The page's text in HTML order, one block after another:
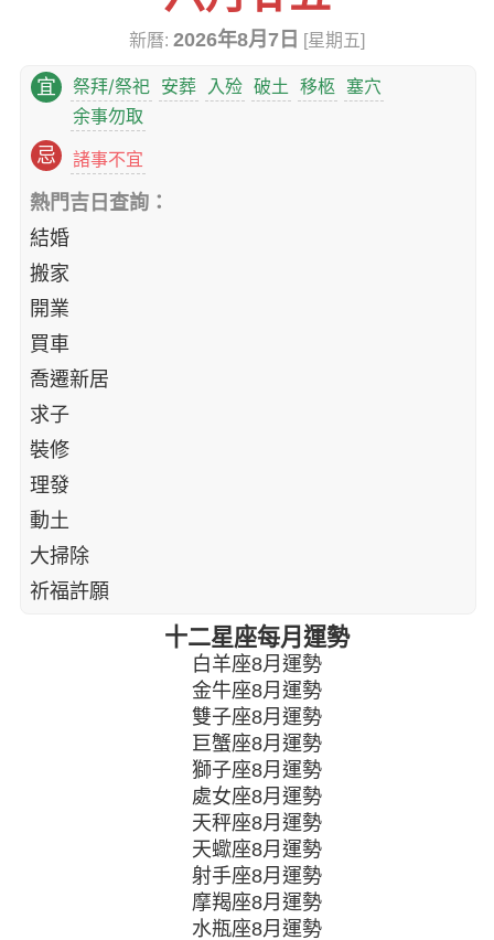
新曆: 2026年8月7日 [星期五]
宜 祭拜/祭祀 安葬 入殓 破土 移柩 塞穴
余事勿取
忌
諸事不宜
熱門吉日查詢：
結婚
搬家
開業
買車
喬遷新居
求子
裝修
理發
動土
大掃除
祈福許願
十二星座每月運勢
白羊座8月運勢
金牛座8月運勢
雙子座8月運勢
巨蟹座8月運勢
獅子座8月運勢
處女座8月運勢
天秤座8月運勢
天蠍座8月運勢
射手座8月運勢
摩羯座8月運勢
水瓶座8月運勢